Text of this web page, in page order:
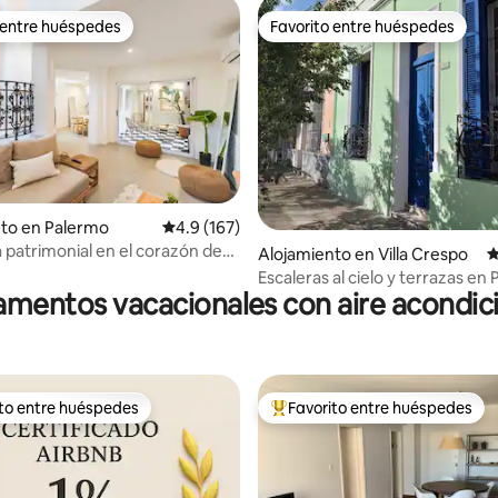
de 5, 111 reseñas
huéspedes
huéspedes
en Palermo Calificación promedio: 4.9 de 5, 167 reseñas
4.9 (167)
patrimonial en el corazón de
Favorito entre huéspedes
Favorito entre huéspedes
Alojamiento en Villa Crespo
Escaleras al cielo y terrazas en
Crespo
vacacionales con aire
huéspedes preferido
entre huéspedes Favorito entre huéspedes
Favorito entre huéspedes